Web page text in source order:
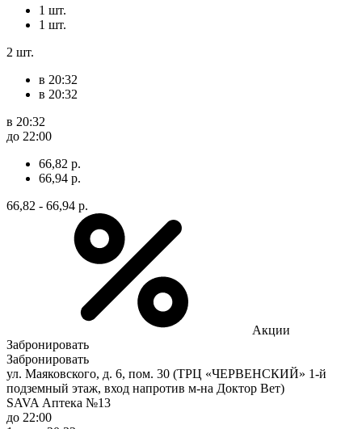
1 шт.
1 шт.
2 шт.
в 20:32
в 20:32
в 20:32
до 22:00
66,82 р.
66,94 р.
66,82 - 66,94 р.
Акции
Забронировать
Забронировать
ул. Маяковского, д. 6, пом. 30 (ТРЦ «ЧЕРВЕНСКИЙ» 1-й
подземный этаж, вход напротив м-на Доктор Вет)
SAVA Аптека №13
до 22:00